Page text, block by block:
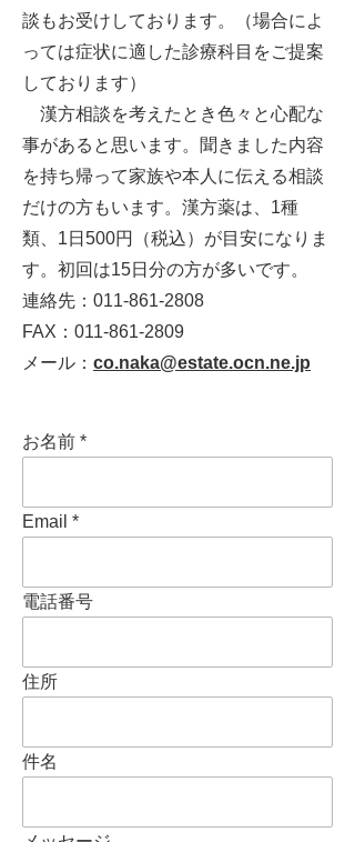
談もお受けしております。（場合によ
っては症状に適した診療科目をご提案
しております）
漢方相談を考えたとき色々と心配な
事があると思います。聞きました内容
を持ち帰って家族や本人に伝える相談
だけの方もいます。漢方薬は、1種
類、1日500円（税込）が目安になりま
す。初回は15日分の方が多いです。
連絡先： 011-861-2808
FAX：011-861-2809
メール： co.naka@estate.ocn.ne.jp
お名前
Email
電話番号
住所
件名